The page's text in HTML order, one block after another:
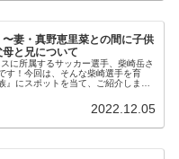
妻・真野恵里菜との間に子供
と兄について
に所属するサッカー選手、柴崎岳さ
す！今回は、そんな柴崎選手を育
』にスポットを当て、ご紹介しま
2022.12.05